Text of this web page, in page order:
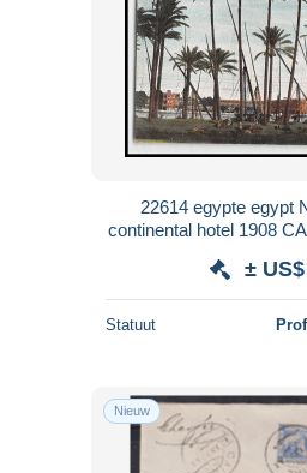
22614 egypte egypt
continental hotel 1908
±
Statuut
Nieuw